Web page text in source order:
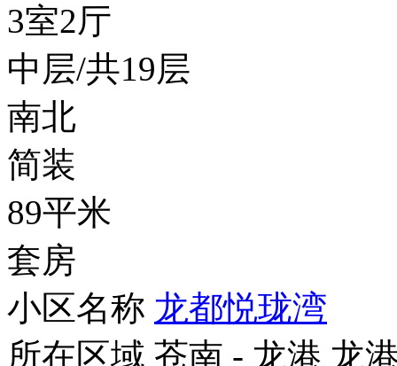
3室2厅
中层/共19层
南北
简装
89平米
套房
小区名称 龙都悦珑湾
所在区域 苍南 - 龙港 龙